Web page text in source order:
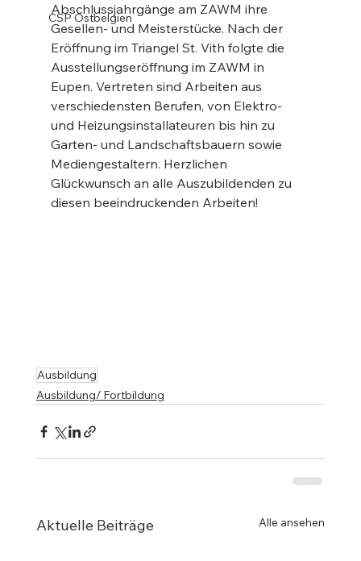
CSP Ostbelgien
Abschlussjahrgänge am ZAWM ihre
Gesellen- und Meisterstücke. Nach der
Eröffnung im Triangel St. Vith folgte die
Ausstellungseröffnung im ZAWM in
Eupen. Vertreten sind Arbeiten aus
verschiedensten Berufen, von Elektro-
und Heizungsinstallateuren bis hin zu
Garten- und Landschaftsbauern sowie
Mediengestaltern. Herzlichen
Glückwunsch an alle Auszubildenden zu
diesen beeindruckenden Arbeiten!
Ausbildung
Ausbildung/ Fortbildung
Aktuelle Beiträge Alle ansehen